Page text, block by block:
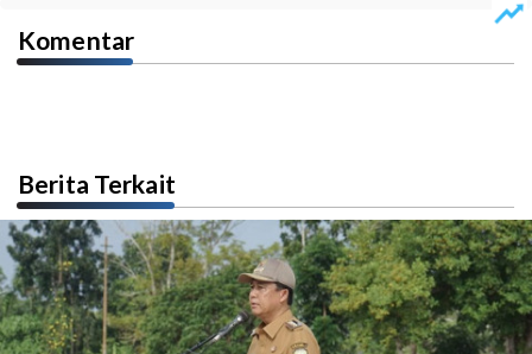
Komentar
Berita Terkait